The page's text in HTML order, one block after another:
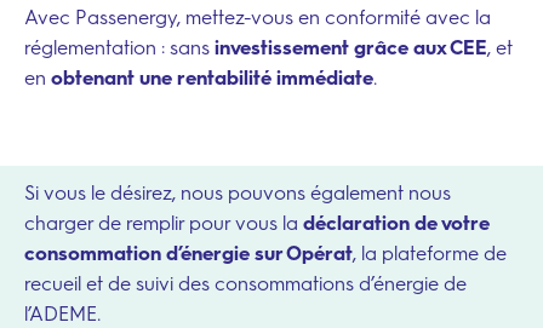
Avec Passenergy, mettez-vous en conformité avec la
réglementation : sans investissement grâce aux CEE, et
en obtenant une rentabilité immédiate.
Si vous le désirez, nous pouvons également nous
charger de remplir pour vous la déclaration de votre
consommation d’énergie sur Opérat, la plateforme de
recueil et de suivi des consommations d’énergie de
l’ADEME.